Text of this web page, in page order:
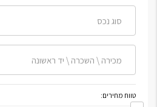
סוג נכס
מכירה \ השכרה \ יד ראשונה
טווח מחירים: